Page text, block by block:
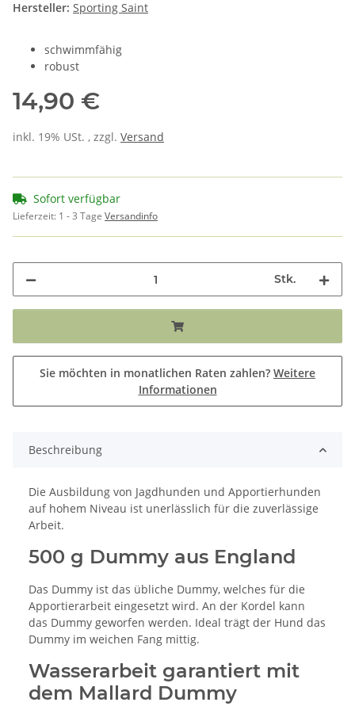
Hersteller: Sporting Saint
schwimmfähig
robust
14,90 €
inkl. 19% USt. , zzgl. Versand
Sofort verfügbar
Lieferzeit: 1 - 3 Tage Versandinfo
Stk.
Sie möchten in monatlichen Raten zahlen? Weitere
Informationen
Beschreibung
Die Ausbildung von Jagdhunden und Apportierhunden
auf hohem Niveau ist unerlässlich für die zuverlässige
Arbeit.
500 g Dummy aus England
Das Dummy ist das übliche Dummy, welches für die
Apportierarbeit eingesetzt wird. An der Kordel kann
das Dummy geworfen werden. Ideal trägt der Hund das
Dummy im weichen Fang mittig.
Wasserarbeit garantiert mit
dem Mallard Dummy